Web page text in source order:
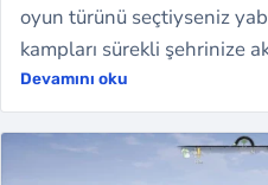
oyun türünü seçtiyseniz
kampları sürekli şehrinize
akınlarda insanlar ölecek
Devamını oku